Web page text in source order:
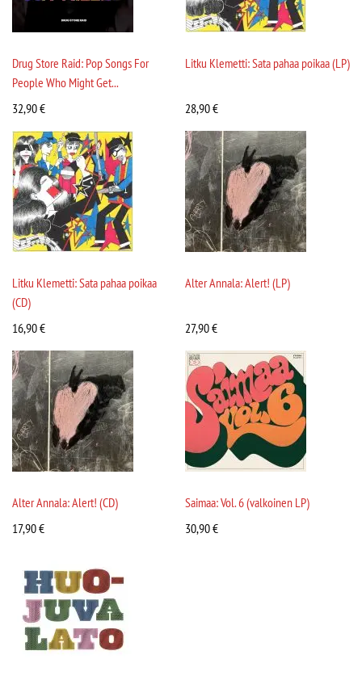
Drug Store Raid: Pop Songs For
People Who Might Get...
32,90€
Litku Klemetti: Sata pahaa poikaa (LP)
28,90€
Litku Klemetti: Sata pahaa poikaa
(CD)
16,90€
Alter Annala: Alert! (LP)
27,90€
Alter Annala: Alert! (CD)
17,90€
Saimaa: Vol. 6 (valkoinen LP)
30,90€